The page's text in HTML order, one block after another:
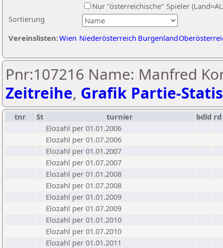
Sortierung
Nur "österreichische" Spieler
Vereinslisten:Wien Niederösterreich Burgenland
Pnr:107216 Name: Manfred
Zeitreihe, Grafik Partie-
tnr St turnier bdld rd
Elozahl per 01.01.2006
Elozahl per 01.07.2006
Elozahl per 01.01.2007
Elozahl per 01.07.2007
Elozahl per 01.01.2008
Elozahl per 01.07.2008
Elozahl per 01.01.2009
Elozahl per 01.07.2009
Elozahl per 01.01.2010
Elozahl per 01.07.2010
Elozahl per 01.01.2011